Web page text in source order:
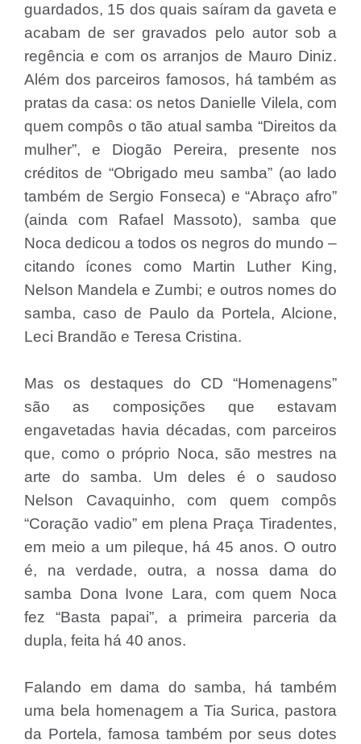
guardados, 15 dos quais saíram da gaveta e
acabam de ser gravados pelo autor sob a
regência e com os arranjos de Mauro Diniz.
Além dos parceiros famosos, há também as
pratas da casa: os netos Danielle Vilela, com
quem compôs o tão atual samba “Direitos da
mulher”, e Diogão Pereira, presente nos
créditos de “Obrigado meu samba” (ao lado
também de Sergio Fonseca) e “Abraço afro”
(ainda com Rafael Massoto), samba que
Noca dedicou a todos os negros do mundo –
citando ícones como Martin Luther King,
Nelson Mandela e Zumbi; e outros nomes do
samba, caso de Paulo da Portela, Alcione,
Leci Brandão e Teresa Cristina.
Mas os destaques do CD “Homenagens”
são as composições que estavam
engavetadas havia décadas, com parceiros
que, como o próprio Noca, são mestres na
arte do samba. Um deles é o saudoso
Nelson Cavaquinho, com quem compôs
“Coração vadio” em plena Praça Tiradentes,
em meio a um pileque, há 45 anos. O outro
é, na verdade, outra, a nossa dama do
samba Dona Ivone Lara, com quem Noca
fez “Basta papai”, a primeira parceria da
dupla, feita há 40 anos.
Falando em dama do samba, há também
uma bela homenagem a Tia Surica, pastora
da Portela, famosa também por seus dotes